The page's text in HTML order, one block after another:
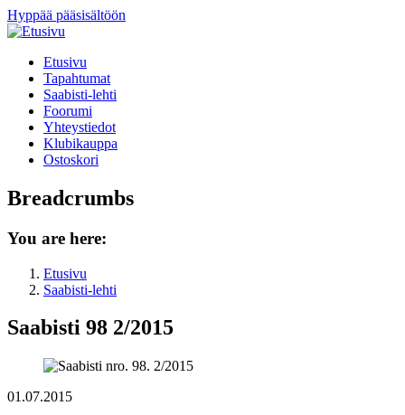
Hyppää pääsisältöön
Etusivu
Tapahtumat
Saabisti-lehti
Foorumi
Yhteystiedot
Klubikauppa
Ostoskori
Breadcrumbs
You are here:
Etusivu
Saabisti-lehti
Saabisti 98 2/2015
01.07.2015